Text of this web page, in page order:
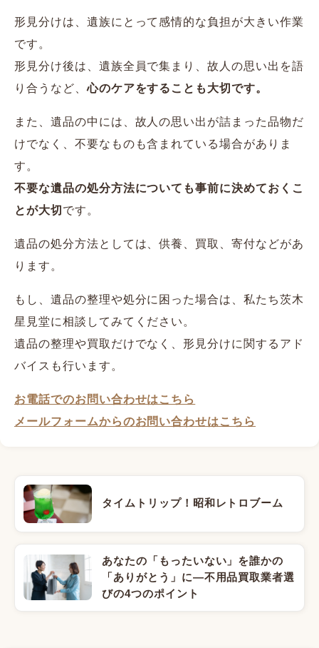
形見分けは、遺族にとって感情的な負担が大きい作業
です。
形見分け後は、遺族全員で集まり、故人の思い出を語
り合うなど、心のケアをすることも大切です。
また、遺品の中には、故人の思い出が詰まった品物だ
けでなく、不要なものも含まれている場合がありま
す。
不要な遺品の処分方法についても事前に決めておくこ
とが大切 です。
遺品の処分方法としては、供養、買取、寄付などがあ
ります。
もし、遺品の整理や処分に困った場合は、私たち茨木
星見堂に相談してみてください。
遺品の整理や買取だけでなく、形見分けに関するアド
バイスも行います。
お電話でのお問い合わせはこちら
メールフォームからのお問い合わせはこちら
タイムトリップ！昭和レトロブーム
あなたの「もったいない」を誰かの
「ありがとう」に―不用品買取業者選
びの4つのポイント